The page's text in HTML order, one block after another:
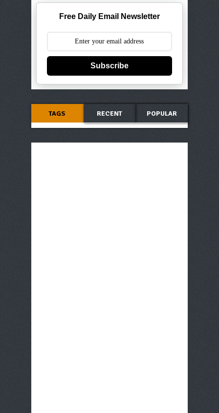
Free Daily Email Newsletter
Subscribe
TAGS RECENT POPULAR